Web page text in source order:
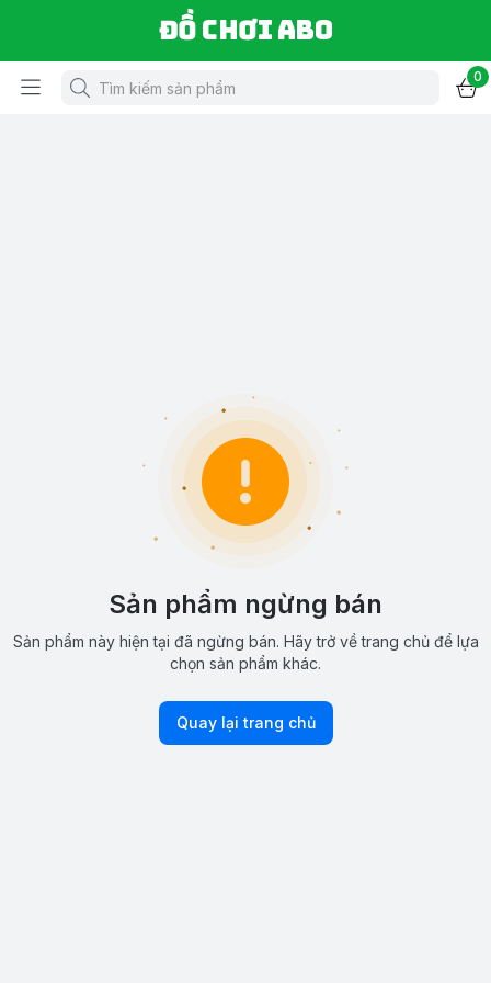
Đồ chơi ABO
0
Sản phẩm ngừng bán
Sản phẩm này hiện tại đã ngừng bán. Hãy trở về trang chủ để lựa
chọn sản phẩm khác.
Quay lại trang chủ